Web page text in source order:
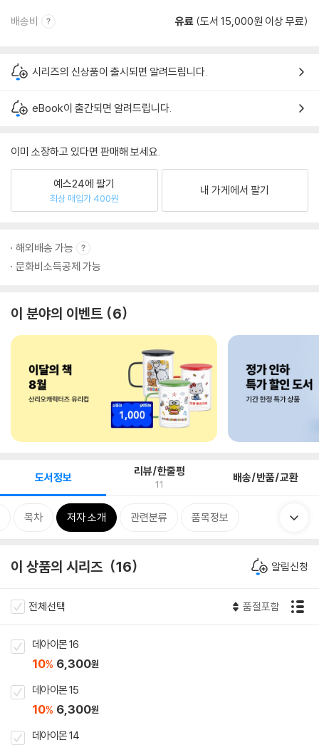
배송비 유료 (도서 15,000원 이상 무료)
시리즈의 신상품이 출시되면 알려드립니다.
eBook이 출간되면 알려드립니다.
이미 소장하고 있다면 판매해 보세요.
예스24에 팔기
최상 매입가 400원
내 가게에서 팔기
해외배송 가능
문화비소득공제 가능
이 분야의 이벤트 6
도서정보 리뷰/한줄평
11 배송/반품/교환
목차 저자 소개 관련분류 품목정보
이 상품의 시리즈 16 알림신청
전체선택 품절포함
데아이몬 16
10% 6,300원
데아이몬 15
10% 6,300원
데아이몬 14